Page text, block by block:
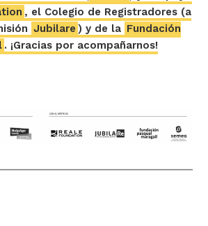
, el Colegio de Registradores (a
Jubilare ) y de la Fundación
. ¡Gracias por acompañarnos!